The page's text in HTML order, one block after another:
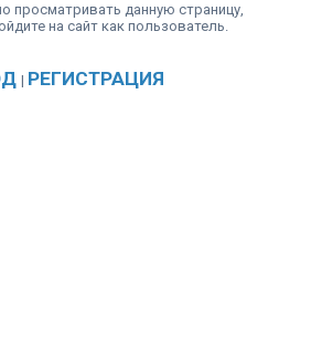
просматривать данную страницу,
на сайт как пользователь.
| РЕГИСТРАЦИЯ